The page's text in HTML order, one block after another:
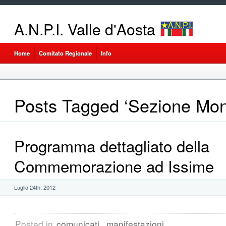
A.N.P.I. Valle d'Aosta
Home Comitato Regionale Info
Posts Tagged ‘Sezione
Programma dettagliato della
Commemorazione ad Issime
Luglio 24th, 2012